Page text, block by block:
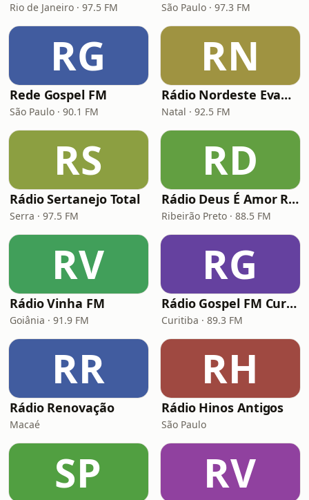
Rio de Janeiro · 97.5 FM São Paulo · 97.3 FM
RG
Rede Gospel FM
São Paulo · 90.1 FM
RN
Rádio Nordeste Evangélica
Natal · 92.5 FM
RS
Rádio Sertanejo Total
Serra · 97.5 FM
RD
Rádio Deus É Amor Ribeirão Preto
Ribeirão Preto · 88.5 FM
RV
Rádio Vinha FM
Goiânia · 91.9 FM
RG
Rádio Gospel FM Curitiba
Curitiba · 89.3 FM
RR
Rádio Renovação
Macaé
RH
Rádio Hinos Antigos
São Paulo
SP RV